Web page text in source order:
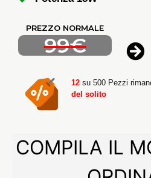
PREZZO NORMALE
99€
12 su 500 Pezzi
del solito
COMPILA IL